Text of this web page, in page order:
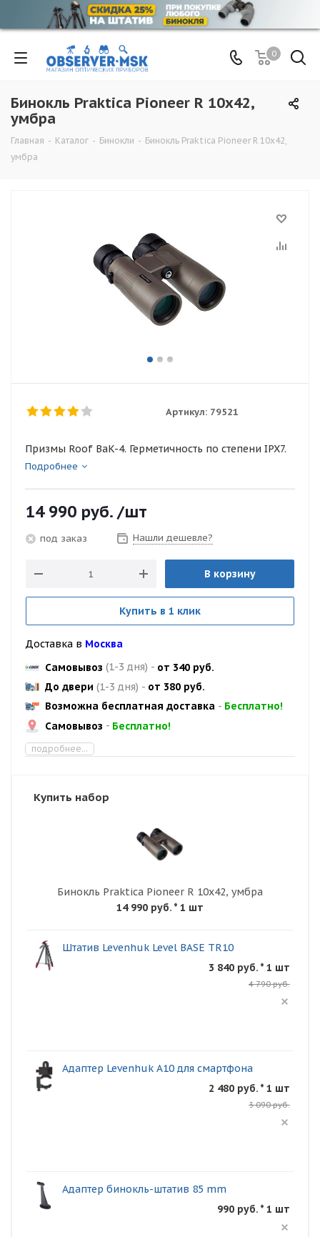
0
Бинокль Praktica Pioneer R 10x42,
умбра
Главная - Каталог - Бинокли - Бинокль Praktica Pioneer R 10x42,
умбра
Артикул: 79521
Призмы Roof BaK-4. Герметичность по степени IPX7.
Подробнее
14 990 руб. /шт
под заказ Нашли дешевле?
В корзину
Купить в 1 клик
Доставка в Москва
Самовывоз (1-3 дня) - от 340 руб.
До двери (1-3 дня) - от 380 руб.
Возможна бесплатная доставка - Бесплатно!
Самовывоз - Бесплатно!
подробнее...
Купить набор
Бинокль Praktica Pioneer R 10x42, умбра
14 990 руб. * 1 шт
Штатив Levenhuk Level BASE TR10
3 840 руб. * 1 шт
4 790 руб.
Адаптер Levenhuk A10 для смартфона
2 480 руб. * 1 шт
3 090 руб.
Адаптер бинокль-штатив 85 mm
990 руб. * 1 шт